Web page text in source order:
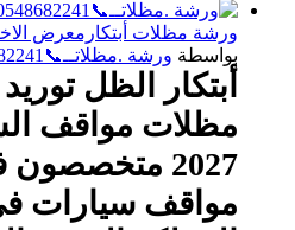
ورشة مظلات أبتكارمعرض
بواسطة ورشة .مظلاتــ📞0548682241
أبتكار الظل
مظلات مواقف
2027
مواقف سيارات